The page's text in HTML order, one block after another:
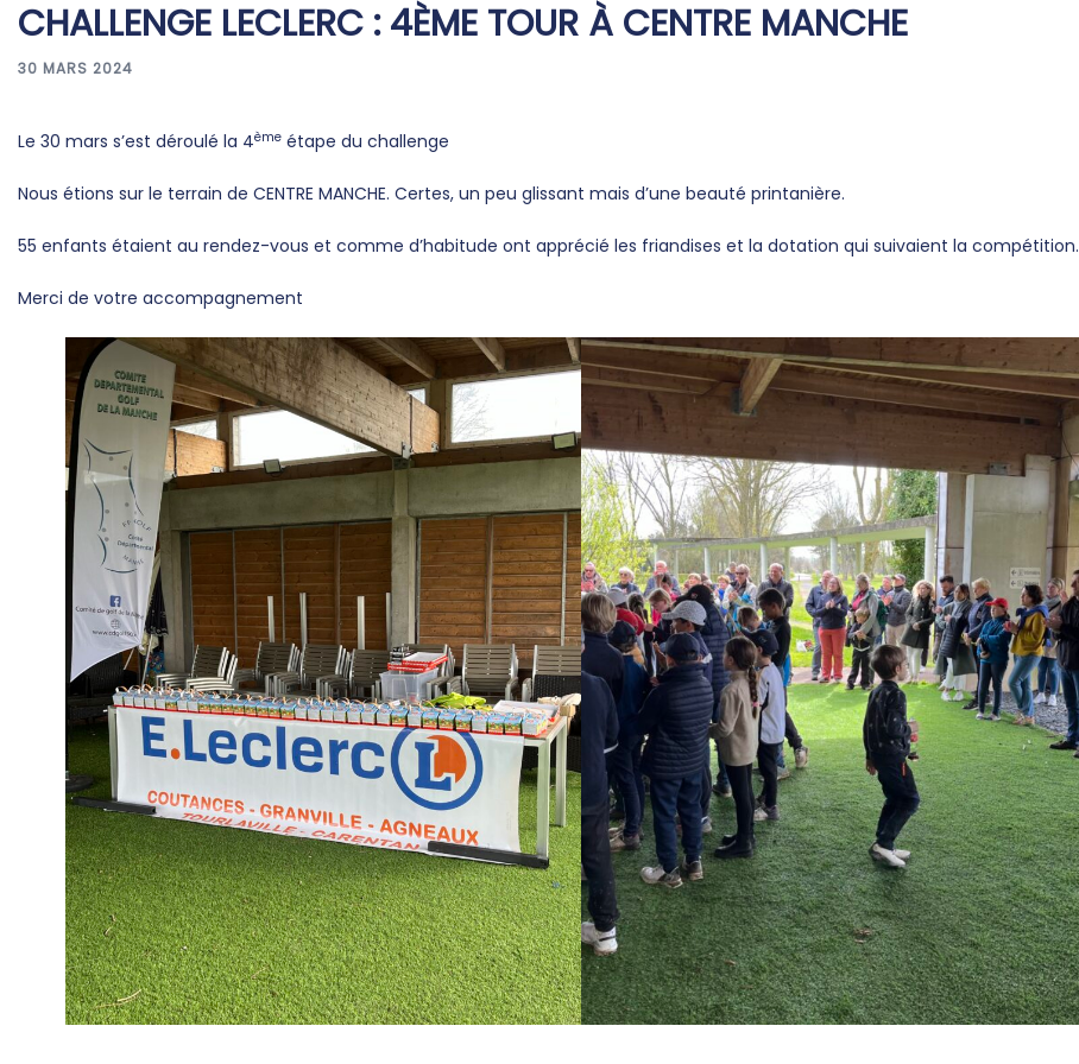
CHALLENGE LECLERC : 4ÈME TOUR À CENTRE MANCHE
30 MARS 2024
Le 30 mars s’est déroulé la 4ème étape du challenge
Nous étions sur le terrain de CENTRE MANCHE. Certes, un peu glissant mais d’une beauté printanière.
55 enfants étaient au rendez-vous et comme d’habitude ont apprécié les friandises et la dotation qui suivaient la compétition.
Merci de votre accompagnement